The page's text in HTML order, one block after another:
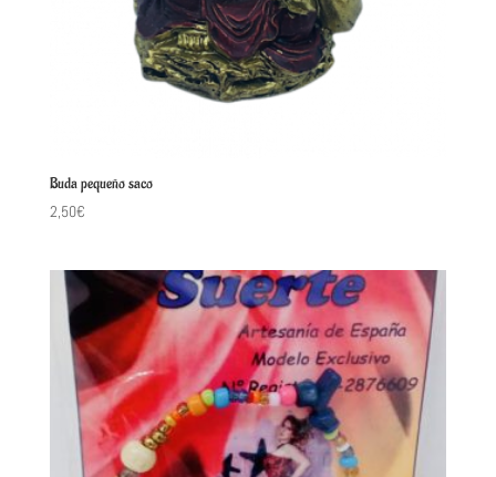
Buda pequeño saco
2,50€